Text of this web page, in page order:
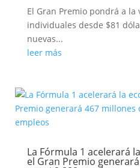
El Gran Premio pondrá a la
individuales desde $81
nuevas...
leer más
La Fórmula 1 acelerará
el Gran Premio